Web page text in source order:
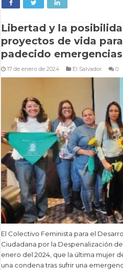
Libertad y la
proyectos de vida
padecido
17 de enero de 2024 El Salvador 0
El Colectivo Feminista para el
Ciudadana por la Despenalización
enero del 2024, que la última mujer
una condena tras sufrir una